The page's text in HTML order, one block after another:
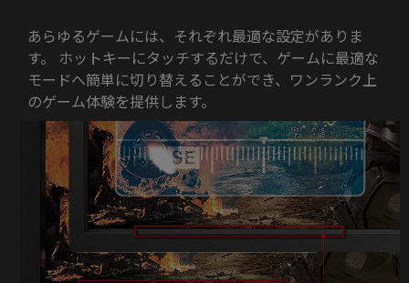
あらゆるゲームには、それぞれ最適な設定がありま
す。 ホットキーにタッチするだけで、ゲームに最適な
モードへ簡単に切り替えることができ、ワンランク上
のゲーム体験を提供します。